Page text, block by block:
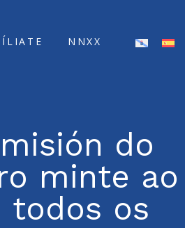
NNXX
do
minte ao
todos os